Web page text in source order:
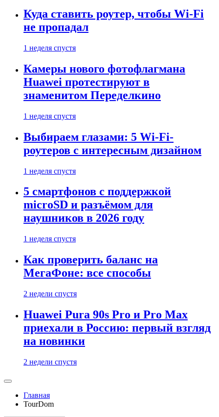
Куда ставить роутер, чтобы Wi-Fi
не пропадал
1 неделя спустя
Камеры нового фотофлагмана
Huawei протестируют в
знаменитом Переделкино
1 неделя спустя
Выбираем глазами: 5 Wi-Fi-
роутеров с интересным дизайном
1 неделя спустя
5 смартфонов с поддержкой
microSD и разъёмом для
наушников в 2026 году
1 неделя спустя
Как проверить баланс на
МегаФоне: все способы
2 недели спустя
Huawei Pura 90s Pro и Pro Max
приехали в Россию: первый взгляд
на новинки
2 недели спустя
Главная
TourDom